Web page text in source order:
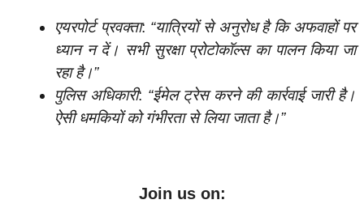
एयरपोर्ट प्रवक्ता: “यात्रियों से अनुरोध है कि अफवाहों पर
ध्यान न दें। सभी सुरक्षा प्रोटोकॉल्स का पालन किया जा
रहा है।”
पुलिस अधिकारी: “ईमेल ट्रेस करने की कार्रवाई जारी है।
ऐसी धमकियों को गंभीरता से लिया जाता है।”
Join us on: